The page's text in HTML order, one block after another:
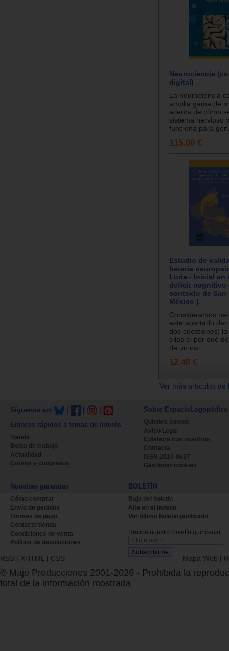
Neurociencia
digital)
La neurociencia
amplia gama de
acerca de cómo
sistema nervioso
funciona para
115.00 €
Estudio de
batería
Luria - Inicial en
déficit cognitivo
contexto de
México ).
Consideramos
este apartado
dos cuestiones;
ellas el por qué
de un ins...
12.48 €
Ver más artículos
Síguenos en:
Enlaces rápidos a temas de interés
Tienda
Bolsa de trabajo
Actualidad
Cursos y congresos
Sobre EspacioLogopédico
Quienes somos
Aviso Legal
Colabora con nosotros
Contacta
ISSN 2013-0627
Gestionar cookies
Nuestras garantías
Cómo comprar
Envío de pedidos
Formas de pago
Contacto tienda
Condiciones de venta
Política de devoluciones
BOLETÍN
Baja del boletin
Alta en el boletin
Ver último boletin publicado
Recibe nuestro boletín quincenal.
RSS | XHTML | CSS Mapa Web |
© Majo Producciones 2001-2026 - Prohibida la
total de la información mostrada